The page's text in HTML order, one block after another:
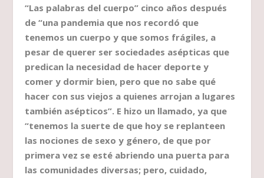
“Las palabras del cuerpo” cinco años después
de “una pandemia que nos recordó que
tenemos un cuerpo y que somos frágiles, a
pesar de querer ser sociedades asépticas que
predican la necesidad de hacer deporte y
comer y dormir bien, pero que no sabe qué
hacer con sus viejos a quienes arrojan a lugares
también asépticos”. E hizo un llamado, ya que
“tenemos la suerte de que hoy se replanteen
las nociones de sexo y género, de que por
primera vez se esté abriendo una puerta para
las comunidades diversas; pero, cuidado,